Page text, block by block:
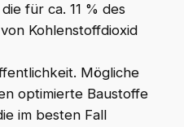
für ca. 11 % des
Kohlenstoffdioxid
Mögliche
optimierte Baustoffe
im besten Fall